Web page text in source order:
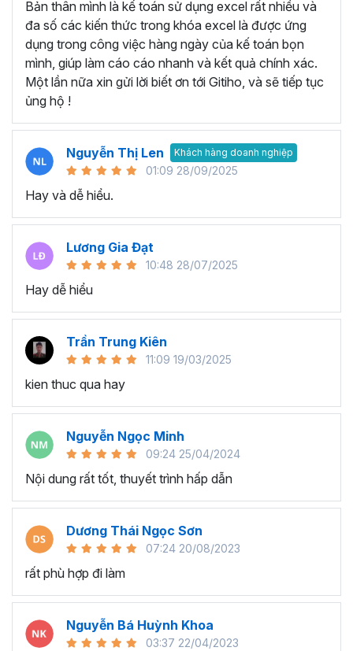
Tạo và quản lý Macro trong Excel.
Gán Macro vào các nút hoặc các đối tượng khác để
kích hoạt chúng.
Thành thạo viết code với đối tượng Range, Cell:
Đối tượng Range và cách thao tác với dữ liệu trong
các ô Excel.
Thành thạo viết mã để thực hiện các thao tác như
đọc, ghi dữ liệu, định dạng ô.
Thành thạo viết code cho Workbook, Worksheet:
Biết cách tương tác với Workbook và Worksheet.
Viết mã để mở, đóng, lưu trữ Workbook và thực hiện
các thao tác trên các Sheet khác nhau.
Lập trình Form:
Xây dựng giao diện người dùng thông qua việc lập
trình Form.
Sử dụng các điều khiển và thực hiện các tương tác
Lập trình sự kiện:
Thành thạo xử lý sự kiện như nút nhấn, thay đổi giá
trị ô, và các sự kiện khác.
Tư duy xử lý các bài toán bằng VBA:
Phát triển khả năng tư duy lập trình để giải quyết các
vấn đề và bài toán cụ thể.
giải quyết các thách thức.
Áp dụng VBA vào công việc hàng ngày để tối ưu
Bản thân mình là kế toán sử dụng excel rất nhiều và
đa số các kiến thức trong khóa excel là được ứng
dụng trong công việc hàng ngày của kế toán bọn
mình, giúp làm cáo cáo nhanh và kết quả chính xác.
Một lần nữa xin gửi lời biết ơn tới Gitiho, và sẽ tiếp tục
ủng hộ !
Nguyễn Thị Len Khách hàng doanh nghiệp
01:09 28/09/2025
Hay và dễ hiểu.
Lương Gia Đạt
10:48 28/07/2025
Hay dễ hiểu
Trần Trung Kiên
11:09 19/03/2025
kien thuc qua hay
Nguyễn Ngọc Minh
09:24 25/04/2024
Nội dung rất tốt, thuyết trình hấp dẫn
Dương Thái Ngọc Sơn
07:24 20/08/2023
rất phù hợp đi làm
Nguyễn Bá Huỳnh Khoa
03:37 22/04/2023